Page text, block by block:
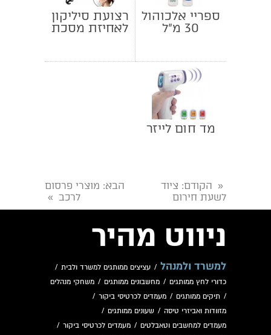
ספריי אלכוהול
30 מ"ל
רצועת סיליקון
לאחיזת מסכת
מד חום לייזר
« הקודם: ציוד
לשעת חירום
הבא: מוצרי פרסום
לרכב
»
ניווט מהיר
למשרד ולמנהל / עציצים ממותגים למשרד ולבית /
כדורי לחץ ממותגים / מחשבונים ממותגים / משחקי מנהלים
/ תיקים ממותגים / מעמדים לכרטיסי ביקור /
מזוודות ואביזרי טיסה / שעונים ממותגים /
מעמדים למחשבים וטאבלטים / מעמדים לכרטיסי ביקור /